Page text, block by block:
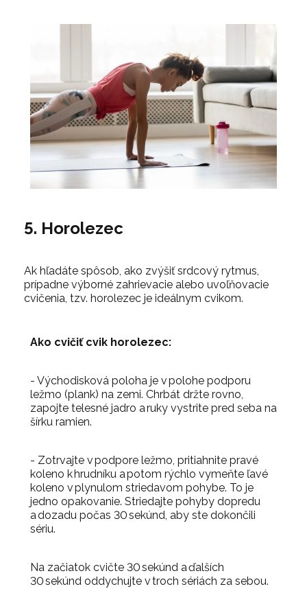
5. Horolezec
Ak hľadáte spôsob, ako zvýšiť srdcový rytmus,
prípadne výborné zahrievacie alebo uvoľňovacie
cvičenia, tzv. horolezec je ideálnym cvikom.
Ako cvičiť cvik horolezec:
- Východisková poloha je v polohe podporu
ležmo (plank) na zemi. Chrbát držte rovno,
zapojte telesné jadro a ruky vystrite pred seba na
šírku ramien.
- Zotrvajte v podpore ležmo, pritiahnite pravé
koleno k hrudníku a potom rýchlo vymeňte ľavé
koleno v plynulom striedavom pohybe. To je
jedno opakovanie. Striedajte pohyby dopredu
a dozadu počas 30 sekúnd, aby ste dokončili
sériu.
Na začiatok cvičte 30 sekúnd a ďalších
30 sekúnd oddychujte v troch sériách za sebou.